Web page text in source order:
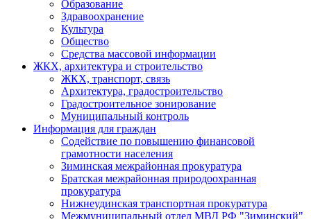
Образование
Здравоохранение
Культура
Общество
Средства массовой информации
ЖКХ, архитектура и строительство
ЖКХ, транспорт, связь
Архитектура, градостроительство
Градостроительное зонирование
Муниципальный контроль
Информация для граждан
Содействие по повышению финансовой
грамотности населения
Зиминская межрайонная прокуратура
Братская межрайонная природоохранная
прокуратура
Нижнеудинская транспортная прокуратура
Межмуниципальный отдел МВД РФ "Зиминский"